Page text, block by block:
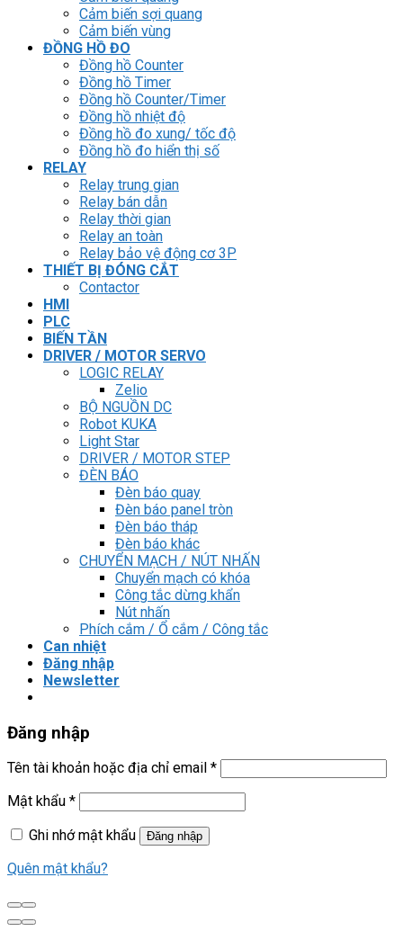
Cảm biến sợi quang
Cảm biến vùng
ĐỒNG HỒ ĐO
Đồng hồ Counter
Đồng hồ Timer
Đồng hồ Counter/Timer
Đồng hồ nhiệt độ
Đồng hồ đo xung/ tốc độ
Đồng hồ đo hiển thị số
RELAY
Relay trung gian
Relay bán dẫn
Relay thời gian
Relay an toàn
Relay bảo vệ động cơ 3P
THIẾT BỊ ĐÓNG CẮT
Contactor
HMI
PLC
BIẾN TẦN
DRIVER / MOTOR SERVO
LOGIC RELAY
Zelio
BỘ NGUỒN DC
Robot KUKA
Light Star
DRIVER / MOTOR STEP
ĐÈN BÁO
Đèn báo quay
Đèn báo panel tròn
Đèn báo tháp
Đèn báo khác
CHUYỂN MẠCH / NÚT NHẤN
Chuyển mạch có khóa
Công tắc dừng khẩn
Nút nhấn
Phích cắm / Ổ cắm / Công tắc
Can nhiệt
Đăng nhập
Newsletter
Đăng nhập
Tên tài khoản hoặc địa chỉ email *
Mật khẩu *
Ghi nhớ mật khẩu
Đăng nhập
Quên mật khẩu?